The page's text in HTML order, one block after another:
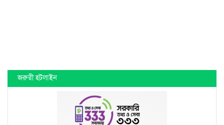
জরুরী হটলাইন